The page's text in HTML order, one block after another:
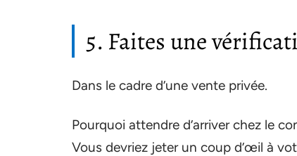
5. Faites une
Dans le cadre d’une vente privée.
Pourquoi attendre d’arriver chez le
Vous devriez jeter un coup d’œil à